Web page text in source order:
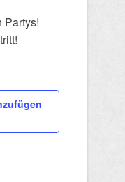
Partys!